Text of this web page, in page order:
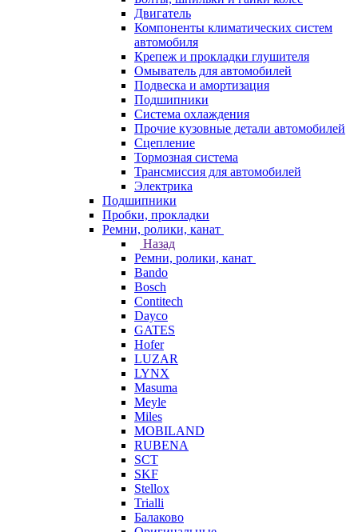
Двигатель
Компоненты климатических систем
автомобиля
Крепеж и прокладки глушителя
Омыватель для автомобилей
Подвеска и амортизация
Подшипники
Система охлаждения
Прочие кузовные детали автомобилей
Сцепление
Тормозная система
Трансмиссия для автомобилей
Электрика
Подшипники
Пробки, прокладки
Ремни, ролики, канат
Назад
Ремни, ролики, канат
Bando
Bosch
Contitech
Dayco
GATES
Hofer
LUZAR
LYNX
Masuma
Meyle
Miles
MOBILAND
RUBENA
SCT
SKF
Stellox
Trialli
Балаково